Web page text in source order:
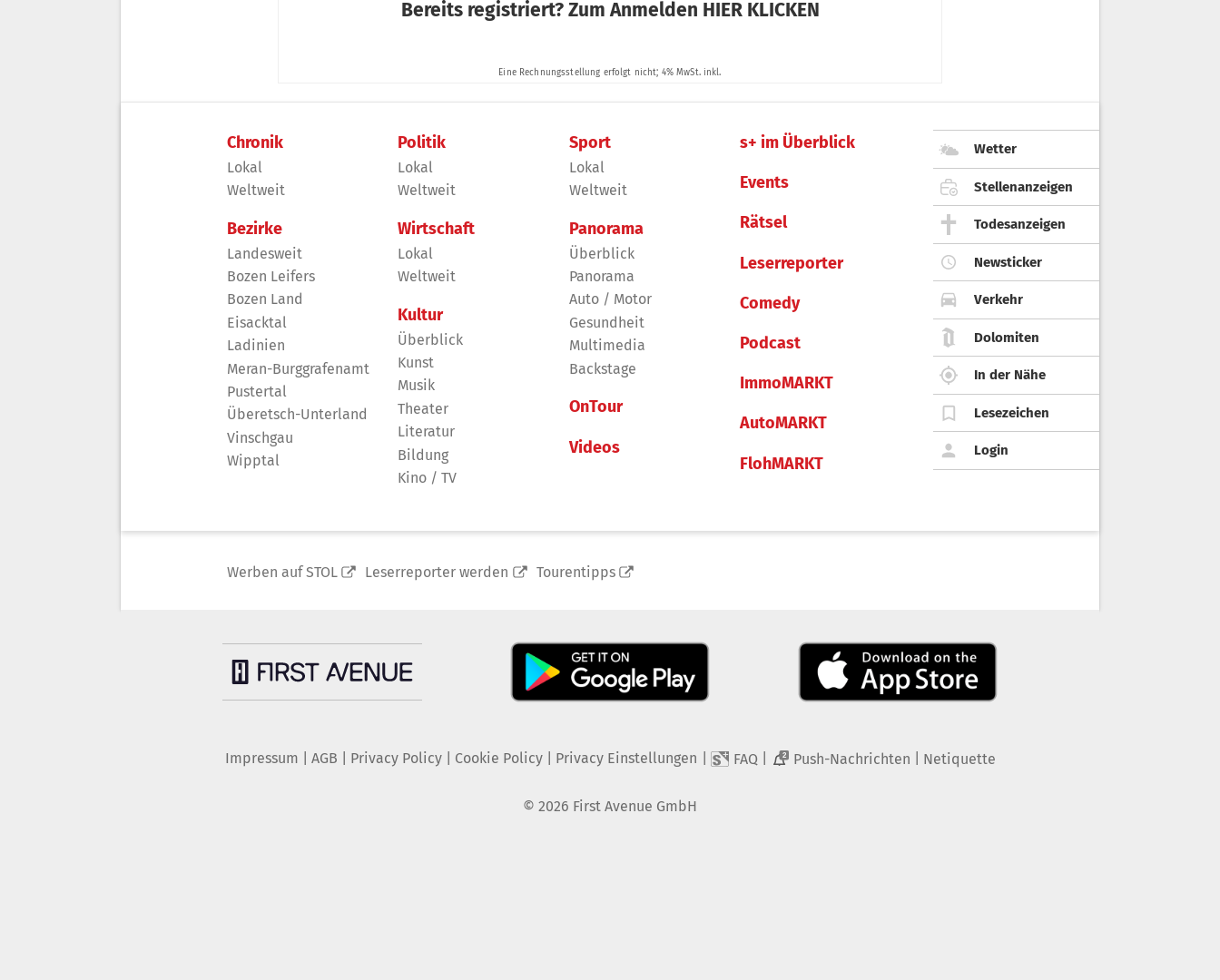
Chronik
Lokal
Weltweit
Bezirke
Landesweit
Bozen Leifers
Bozen Land
Eisacktal
Ladinien
Meran-Burggrafenamt
Pustertal
Überetsch-Unterland
Vinschgau
Wipptal
Politik
Lokal
Weltweit
Wirtschaft
Lokal
Weltweit
Kultur
Überblick
Kunst
Musik
Theater
Literatur
Bildung
Kino / TV
Sport
Lokal
Weltweit
Panorama
Überblick
Panorama
Auto / Motor
Gesundheit
Multimedia
Backstage
OnTour
Videos
s+ im Überblick
Events
Rätsel
Leserreporter
Comedy
Podcast
ImmoMARKT
AutoMARKT
FlohMARKT
Wetter
Stellenanzeigen
Todesanzeigen
Newsticker
Verkehr
Dolomiten
In der Nähe
Lesezeichen
Login
Werben auf STOL Leserreporter werden Tourentipps
Impressum AGB Privacy Policy| Cookie Policy| Privacy Einstellungen FAQ 2 Push-Nachrichten Netiquette
© 2026 First Avenue GmbH